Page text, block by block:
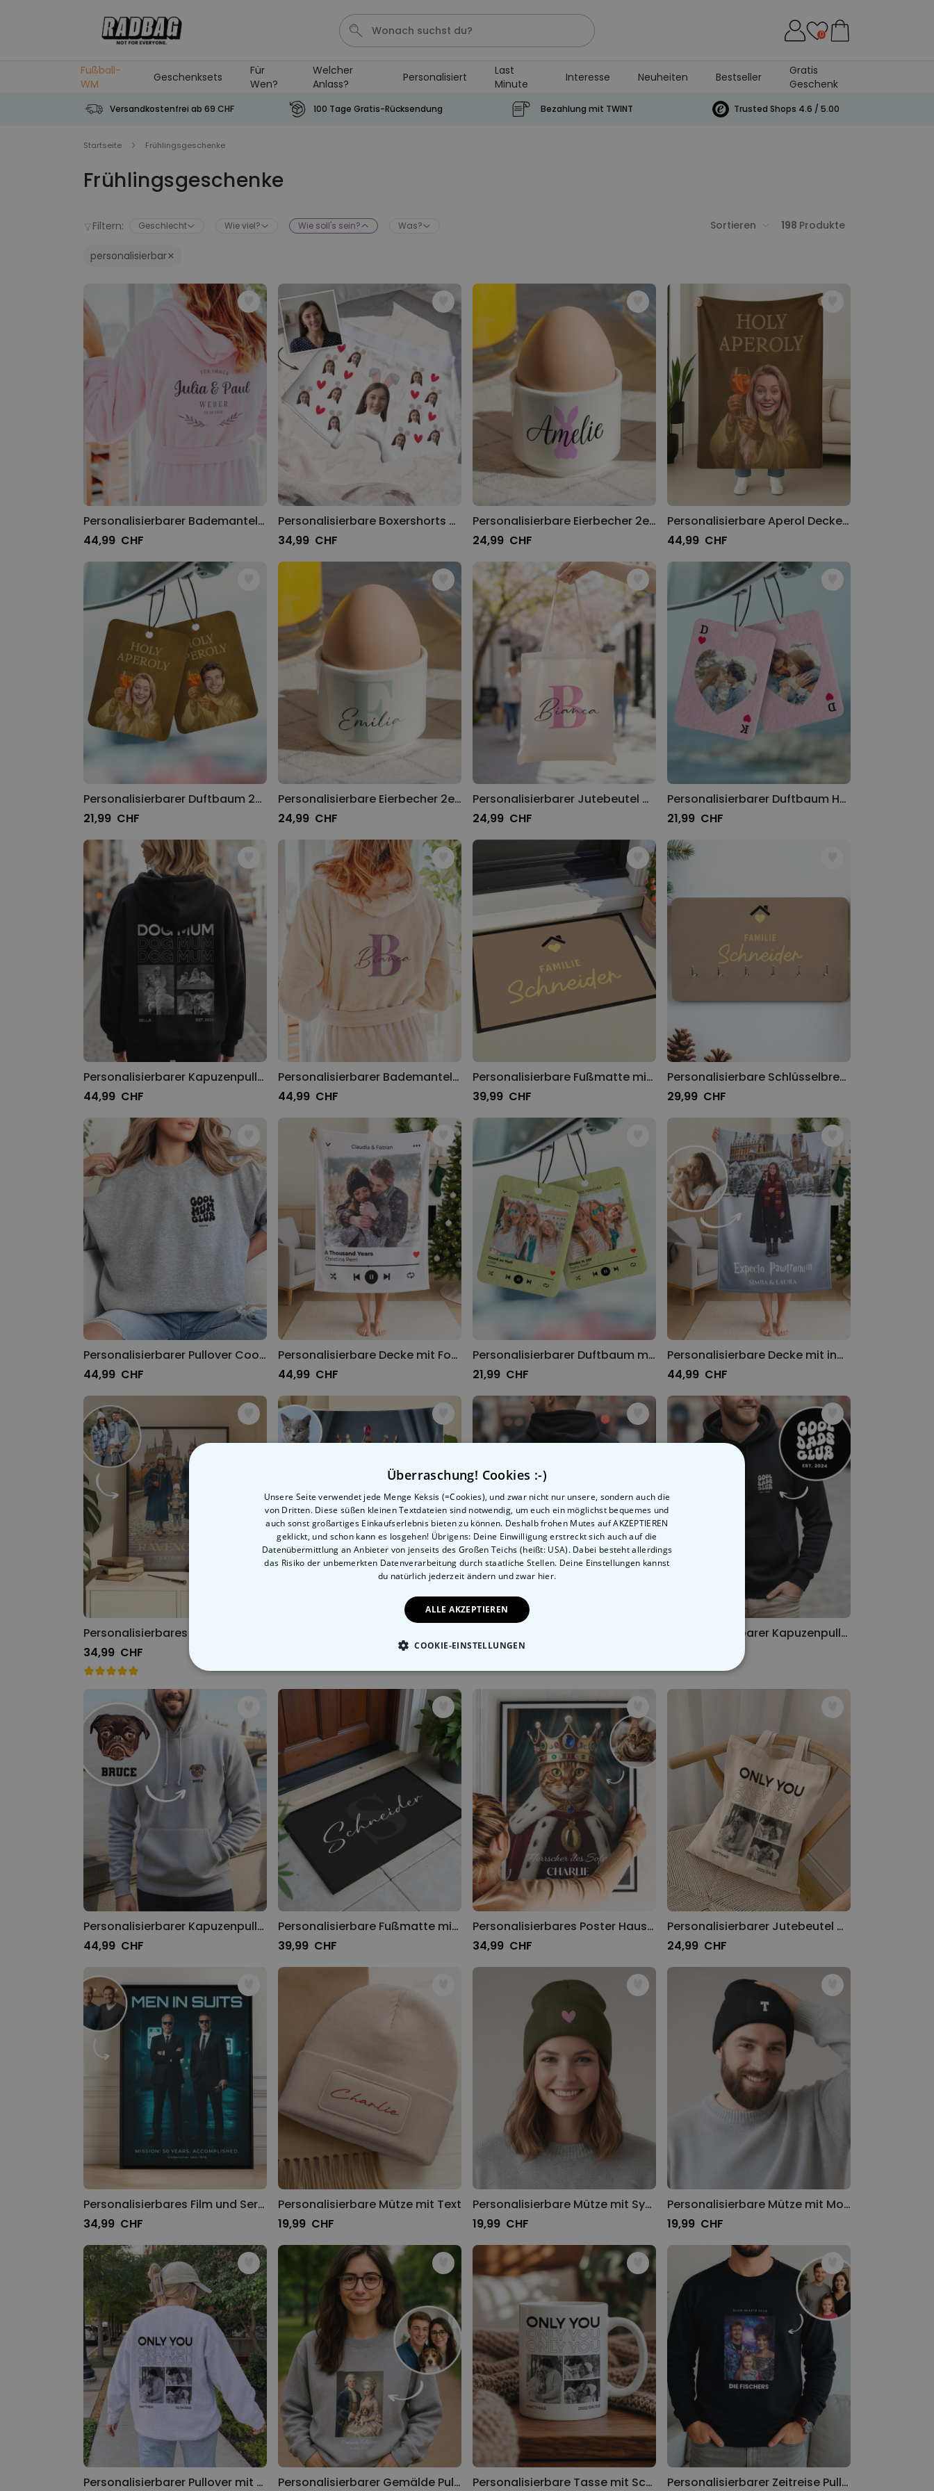
Geburtstag
gekauft
Personalisierbar
Personalisierbarer Bierkrug
mit Logo und Gesicht
über 71.100
mal gekauft
24,99 CHF
Personalisierbar
Personalisierbares Handtuch
mit Getränken und Spruch
über 10.000
mal gekauft
39,99 CHF
Personalisierbar
Personalisierte Vase mit Text
und Symbol
über 1.300
0
Fußball-
WM
Geschenksets
Für
Wen?
Welcher
Anlass?
Personalisiert
Last
Minute
Interesse Neuheiten Bestseller
Gratis
Geschenk
Versandkostenfrei ab 69 CHF 100 Tage Gratis-Rücksendung Bezahlung mit TWINT Trusted Shops 4.6 / 5.00
Startseite Frühlingsgeschenke
Frühlingsgeschenke
Filtern: Geschlecht Wie viel? Wie soll's sein? Was?
personalisierbar
Sortieren 198 Produkte
Personalisierbarer Bademantel mit Text und Kranz
44,99 CHF
Personalisierbare Boxershorts mit Gesicht und Hasenohren
34,99 CHF
Personalisierbare Eierbecher 2er-Set mit Symbol und Name
24,99 CHF
Personalisierbare Aperol Decke mit Gesicht
44,99 CHF
Personalisierbarer Duftbaum 2er Set Aperol mit Gesicht
21,99 CHF
Personalisierbare Eierbecher 2er-Set mit Monogramm
24,99 CHF
Personalisierbarer Jutebeutel mit Monogramm
24,99 CHF
Personalisierbarer Duftbaum Herz-Karte mit Foto
21,99 CHF
Personalisierbarer Kapuzenpullover mit Schwarz Weiß Fotos und Text
44,99 CHF
Personalisierbarer Bademantel mit Monogramm und Name
44,99 CHF
Personalisierbare Fußmatte mit Text und Symbol
39,99 CHF
Personalisierbare Schlüsselbrett mit Text und Symbol
29,99 CHF
Personalisierbarer Pullover Cool Moms & Dads Club
44,99 CHF
Personalisierbare Decke mit Foto und Song
44,99 CHF
Personalisierbarer Duftbaum mit Foto und Song
21,99 CHF
Personalisierbare Decke mit individuellem Zauberdesign
44,99 CHF
34,99 CHF
44,99 CHF
Personalisierbarer Kapuzenpullover Cool Moms & Dads Club
Personalisierbarer Kapuzenpullover mit deinem Haustier als Comic
44,99 CHF
Personalisierbare Fußmatte mit Monogramm
39,99 CHF
Personalisierbares Poster Haustier mit Kostüm
34,99 CHF
Personalisierbarer Jutebeutel mit Schwarz Weiß Fotos und Text
24,99 CHF
Personalisierbares Film und Serien Poster
34,99 CHF
Personalisierbare Mütze mit Text
19,99 CHF
Personalisierbare Mütze mit Symbol und Text
19,99 CHF
Personalisierbare Mütze mit Monogramm
19,99 CHF
Personalisierbarer Pullover mit Schwarz Weiß Fotos und Text Personalisierbarer Gemälde Pullover Personalisierbare Tasse mit Schwarz Weiß Fotos und Text Personalisierbarer Zeitreise Pullover
Überraschung! Cookies :-)
Unsere Seite verwendet jede Menge Keksis (=Cookies), und zwar nicht nur unsere, sondern auch die
von Dritten. Diese süßen kleinen Textdateien sind notwendig, um euch ein möglichst bequemes und
auch sonst großartiges Einkaufserlebnis bieten zu können. Deshalb frohen Mutes auf AKZEPTIEREN
geklickt, und schon kann es losgehen! Übrigens: Deine Einwilligung erstreckt sich auch auf die
Datenübermittlung an Anbieter von jenseits des Großen Teichs (heißt: USA). Dabei besteht allerdings
das Risiko der unbemerkten Datenverarbeitung durch staatliche Stellen. Deine Einstellungen kannst
du natürlich jederzeit ändern und zwar hier.
ALLE AKZEPTIEREN
COOKIE-EINSTELLUNGEN